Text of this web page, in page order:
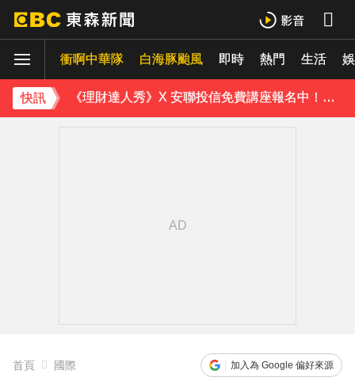
衝啊中華隊 白海豚颱風 即時 熱門 生活
快訊
下載東森App，隨時掌握天下大小事！
《理財達人秀》X 安聯投信免費講座報名中！搶先卡位 2027
下載東森App，隨時掌握天下大小事！
首頁 國際 加入為 Google 偏好來源